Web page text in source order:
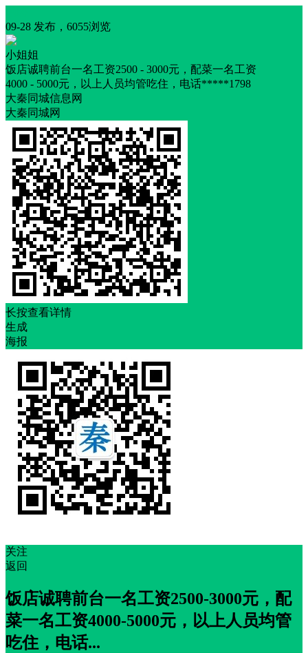
09-28 发布，6055浏览
小姐姐
饭店诚聘前台一名工资2500 - 3000元，配菜一名工资
4000 - 5000元，以上人员均管吃住，电话*****1798
大秦同城信息网
大秦同城网
长按查看详情
生成
海报
关注
返回
饭店诚聘前台一名工资2500-3000元，配
菜一名工资4000-5000元，以上人员均管
吃住，电话...